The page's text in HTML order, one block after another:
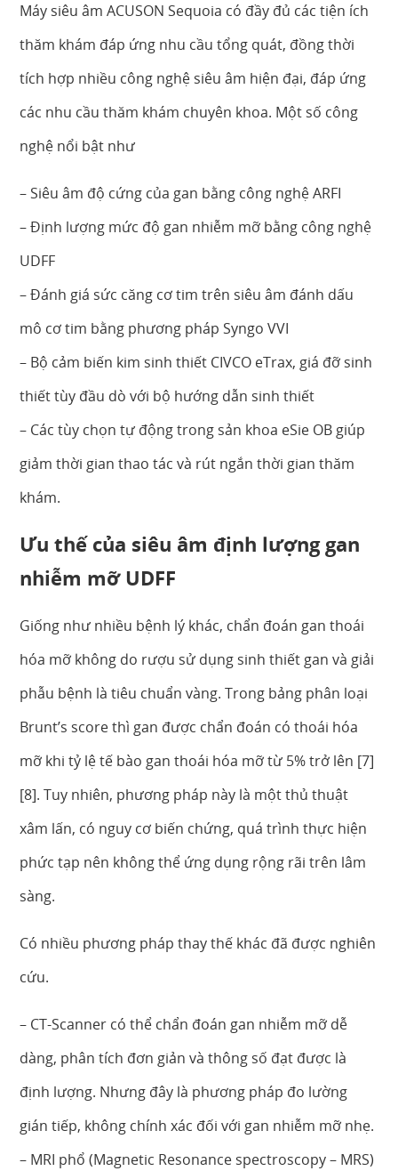
Máy siêu âm ACUSON Sequoia có đầy đủ các tiện ích
thăm khám đáp ứng nhu cầu tổng quát, đồng thời
tích hợp nhiều công nghệ siêu âm hiện đại, đáp ứng
các nhu cầu thăm khám chuyên khoa. Một số công
nghệ nổi bật như
– Siêu âm độ cứng của gan bằng công nghệ ARFI
– Định lượng mức độ gan nhiễm mỡ bằng công nghệ
UDFF
– Đánh giá sức căng cơ tim trên siêu âm đánh dấu
mô cơ tim bằng phương pháp Syngo VVI
– Bộ cảm biến kim sinh thiết CIVCO eTrax, giá đỡ sinh
thiết tùy đầu dò với bộ hướng dẫn sinh thiết
– Các tùy chọn tự động trong sản khoa eSie OB giúp
giảm thời gian thao tác và rút ngắn thời gian thăm
khám.
Ưu thế của siêu âm định lượng gan
nhiễm mỡ UDFF
Giống như nhiều bệnh lý khác, chẩn đoán gan thoái
hóa mỡ không do rượu sử dụng sinh thiết gan và giải
phẫu bệnh là tiêu chuẩn vàng. Trong bảng phân loại
Brunt’s score thì gan được chẩn đoán có thoái hóa
mỡ khi tỷ lệ tế bào gan thoái hóa mỡ từ 5% trở lên [7]
[8]. Tuy nhiên, phương pháp này là một thủ thuật
xâm lấn, có nguy cơ biến chứng, quá trình thực hiện
phức tạp nên không thể ứng dụng rộng rãi trên lâm
sàng.
Có nhiều phương pháp thay thế khác đã được nghiên
cứu.
– CT-Scanner có thể chẩn đoán gan nhiễm mỡ dễ
dàng, phân tích đơn giản và thông số đạt được là
định lượng. Nhưng đây là phương pháp đo lường
gián tiếp, không chính xác đối với gan nhiễm mỡ nhẹ.
– MRI phổ (Magnetic Resonance spectroscopy – MRS)